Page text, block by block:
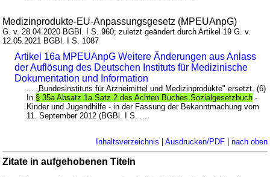
Medizinprodukte-EU-Anpassungsgesetz (MPEUAnpG)
G. v. 28.04.2020 BGBl. I S. 960; zuletzt geändert durch Artikel 19 G. v.
12.05.2021 BGBl. I S. 1087
Artikel 16a MPEUAnpG Weitere Änderungen aus Anlass
der Auflösung des Deutschen Instituts für Medizinische
Dokumentation und Information
... „Bundesinstituts für Arzneimittel und Medizinprodukte" ersetzt. (6)
In § 35a Absatz 1a Satz 2 des Achten Buches Sozialgesetzbuch -
Kinder und Jugendhilfe - in der Fassung der Bekanntmachung vom
11. September 2012 (BGBl. I S. ...
Inhaltsverzeichnis | Ausdrucken/PDF| nach oben
Zitate in aufgehobenen Titeln